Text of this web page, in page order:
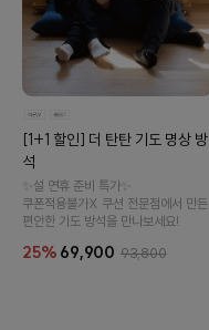
[1+1 할인] 더 탄탄 기도 명상 방
석
✨설 연휴 준비 특가✨
쿠폰적용불가X 쿠션 전문점에서 만든
편안한 기도 방석을 만나보세요!
25% 69,900 93,800